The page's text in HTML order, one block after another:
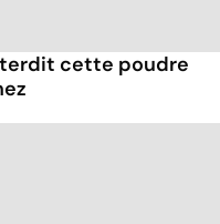
cette poudre